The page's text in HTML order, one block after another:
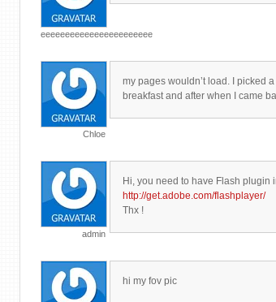
eeeeeeeeeeeeeeeeeeeeeee
Chloe
my pages wouldn’t load. I picked
breakfast and after when I came
admin
Hi, you need to have Flash
http://get.adobe.com/flashplayer/
Thx !
hi my fov pic